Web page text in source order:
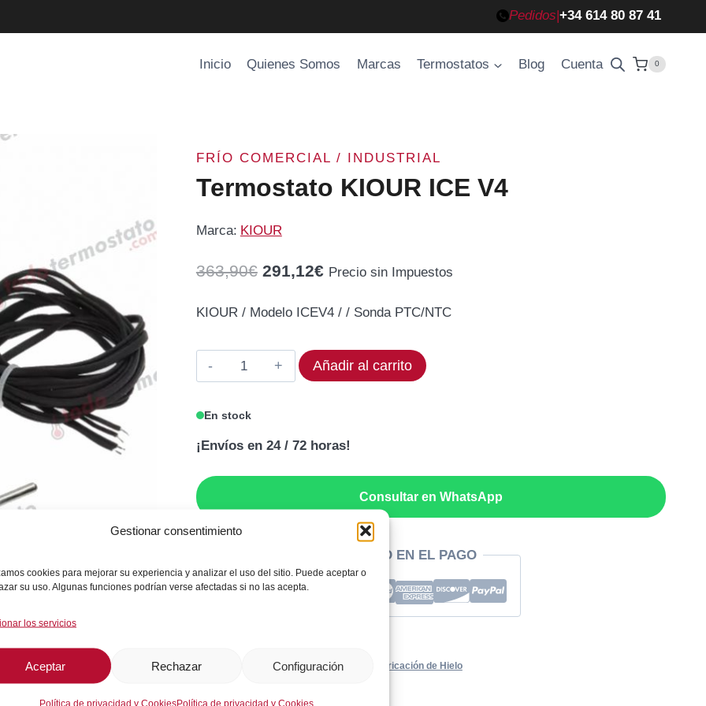
Gestionar consentimiento
cookies para mejorar su experiencia y analizar el uso del sitio. Puede aceptar o
su uso. Algunas funciones podrían verse afectadas si no las acepta.
los servicios
Aceptar Rechazar Configuración
Política de privacidad y CookiesPolítica de privacidad y Cookies
Pedidos|+34 614 80 87 41
Inicio Quienes Somos Marcas Termostatos Blog Cuenta 0
FRÍO COMERCIAL / INDUSTRIAL
Termostato KIOUR ICE V4
Marca: KIOUR
363,90€ El
era:
363,90€.
291,12€El
es:
291,12€.
Precio sin Impuestos
KIOUR / Modelo ICEV4 / / Sonda PTC/NTC
Termostato
KIOUR
V4
cantidad
Añadir al carrito
En stock
¡Envíos en 24 / 72 horas!
Consultar en WhatsApp
GARANTÍA DE SEGURIDAD EN EL PAGO
Categorías:
Frío Comercial / Industrial Fabricación de Hielo